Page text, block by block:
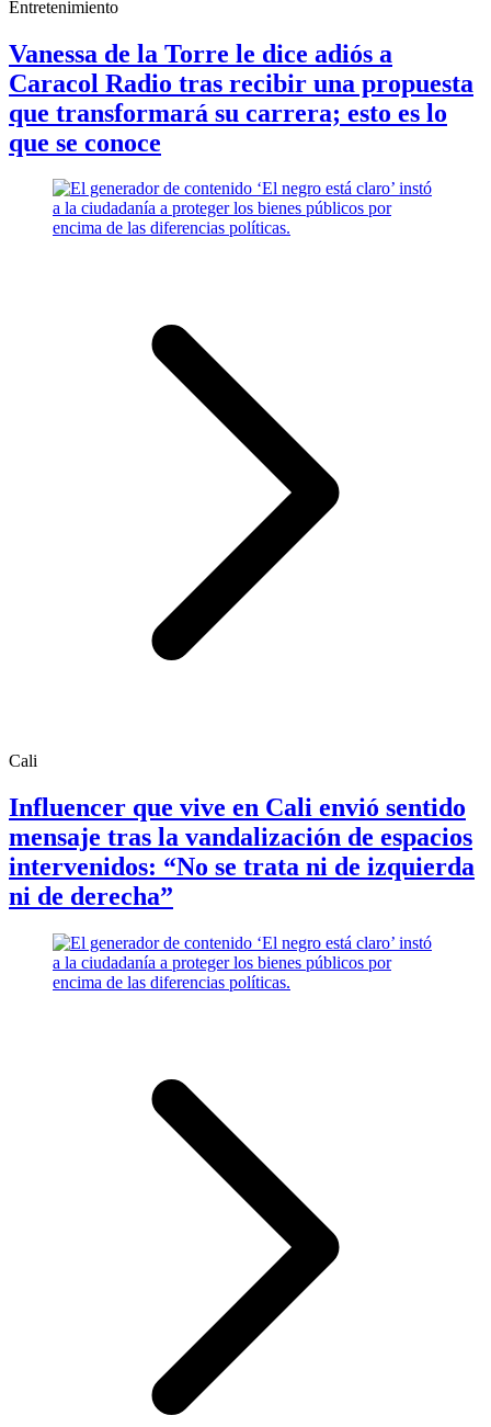
Entretenimiento
Vanessa de la Torre le dice adiós a
Caracol Radio tras recibir una propuesta
que transformará su carrera; esto es lo
que se conoce
Cali
Influencer que vive en Cali envió sentido
mensaje tras la vandalización de espacios
intervenidos: “No se trata ni de izquierda
ni de derecha”